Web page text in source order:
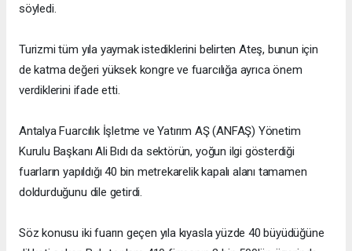
söyledi.
Turizmi tüm yıla yaymak istediklerini belirten Ateş, bunun için
de katma değeri yüksek kongre ve fuarcılığa ayrıca önem
verdiklerini ifade etti.
Antalya Fuarcılık İşletme ve Yatırım AŞ (ANFAŞ) Yönetim
Kurulu Başkanı Ali Bıdı da sektörün, yoğun ilgi gösterdiği
fuarların yapıldığı 40 bin metrekarelik kapalı alanı tamamen
doldurduğunu dile getirdi.
Söz konusu iki fuarın geçen yıla kıyasla yüzde 40 büyüdüğüne